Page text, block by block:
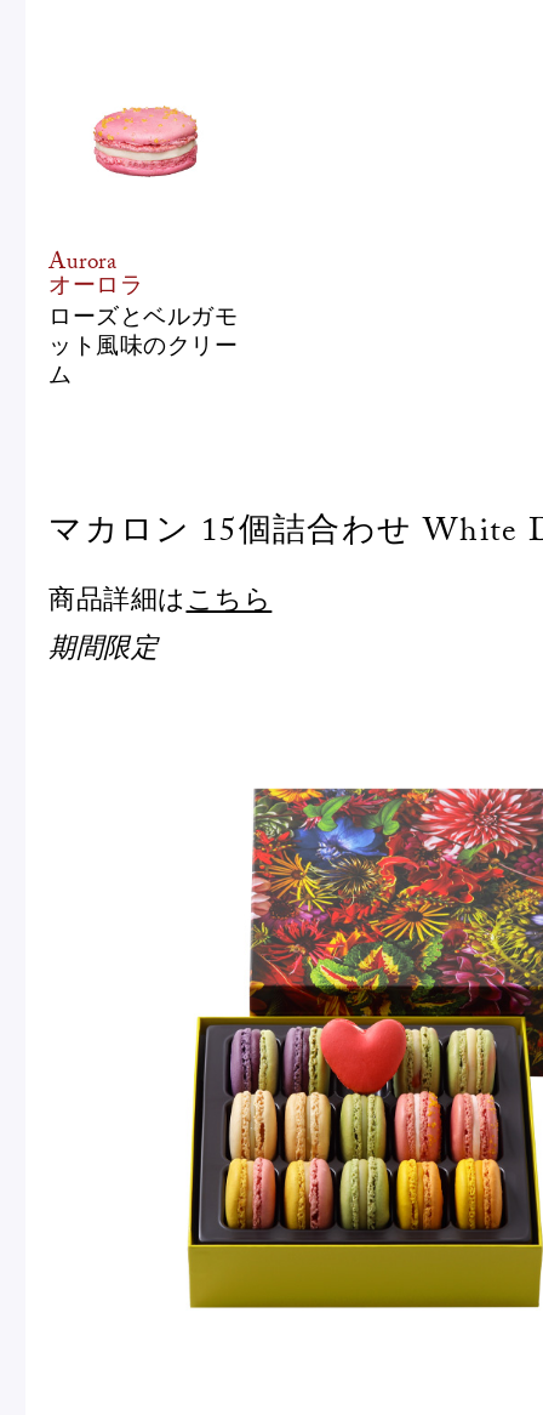
Aurora
オーロラ
ローズとベルガモ
ット風味のクリー
ム
マカロン 15個詰合わせ White
商品詳細は こちら
期間限定